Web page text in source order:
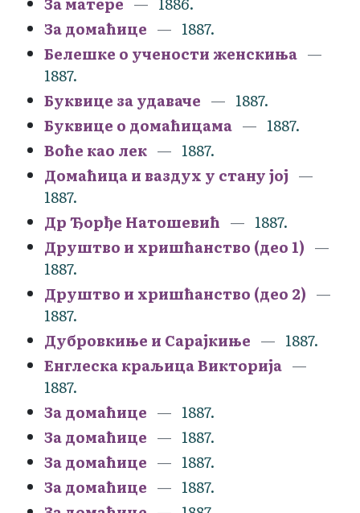
За домаћице
1887.
Белешке о учености женскиња
1887.
Буквице за удаваче
1887.
Буквице о домаћицама
1887.
Воће као лек
1887.
Домаћица и ваздух у стану јој
1887.
Др Ђорђе Натошевић
1887.
Друштво и хришћанство (део 1)
1887.
Друштво и хришћанство (део 2)
1887.
Дубровкиње и Сарајкиње
1887.
Енглеска краљица Викторија
1887.
За домаћице
1887.
За домаћице
1887.
За домаћице
1887.
За домаћице
1887.